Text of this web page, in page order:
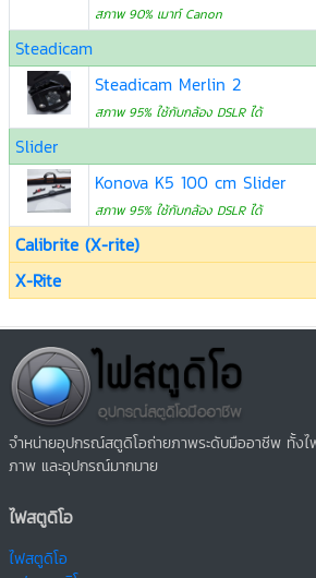
สภาพ 90% เมาท์ Canon
Steadicam
Steadicam Merlin 2
สภาพ 95% ใช้กับกล้อง DSLR ได้
Slider
Konova K5 100 cm Slider
สภาพ 95% ใช้กับกล้อง DSLR ได้
Calibrite (X-rite)
X-Rite
จำหน่ายอุปกรณ์สตูดิโอถ่ายภาพระดับมืออาชีพ ทั้ง
ภาพ และอุปกรณ์มากมาย
ไฟสตูดิโอ
ไฟสตูดิโอ